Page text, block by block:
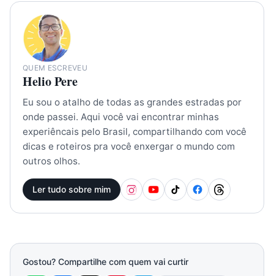
QUEM ESCREVEU
Helio Pere
Eu sou o atalho de todas as grandes estradas por
onde passei. Aqui você vai encontrar minhas
experiêncais pelo Brasil, compartilhando com você
dicas e roteiros pra você enxergar o mundo com
outros olhos.
Ler tudo sobre mim
Gostou? Compartilhe com quem vai curtir